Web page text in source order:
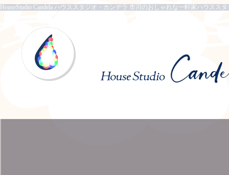
HouseStudio Candela ハウススタジオ・カンデラ 市川のおしゃれな一軒家ハウスス